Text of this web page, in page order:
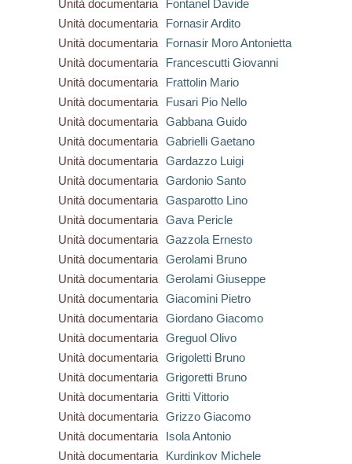
Unità documentaria
Fontanel Davide
Unità documentaria
Fornasir Ardito
Unità documentaria
Fornasir Moro Antonietta
Unità documentaria
Francescutti Giovanni
Unità documentaria
Frattolin Mario
Unità documentaria
Fusari Pio Nello
Unità documentaria
Gabbana Guido
Unità documentaria
Gabrielli Gaetano
Unità documentaria
Gardazzo Luigi
Unità documentaria
Gardonio Santo
Unità documentaria
Gasparotto Lino
Unità documentaria
Gava Pericle
Unità documentaria
Gazzola Ernesto
Unità documentaria
Gerolami Bruno
Unità documentaria
Gerolami Giuseppe
Unità documentaria
Giacomini Pietro
Unità documentaria
Giordano Giacomo
Unità documentaria
Greguol Olivo
Unità documentaria
Grigoletti Bruno
Unità documentaria
Grigoretti Bruno
Unità documentaria
Gritti Vittorio
Unità documentaria
Grizzo Giacomo
Unità documentaria
Isola Antonio
Unità documentaria
Kurdinkov Michele